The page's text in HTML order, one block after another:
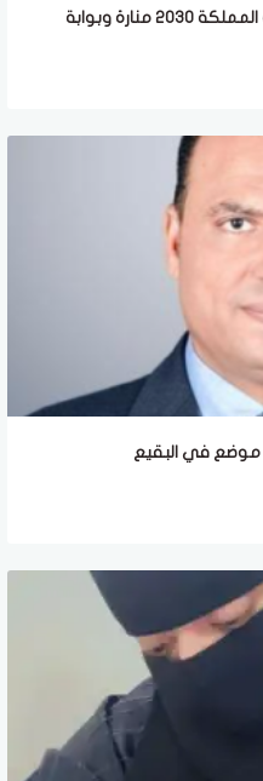
رشا الزمامي تكتب.. التعليم في رؤية المملكة 2030 منارة وبوابة
موضع في البقيع